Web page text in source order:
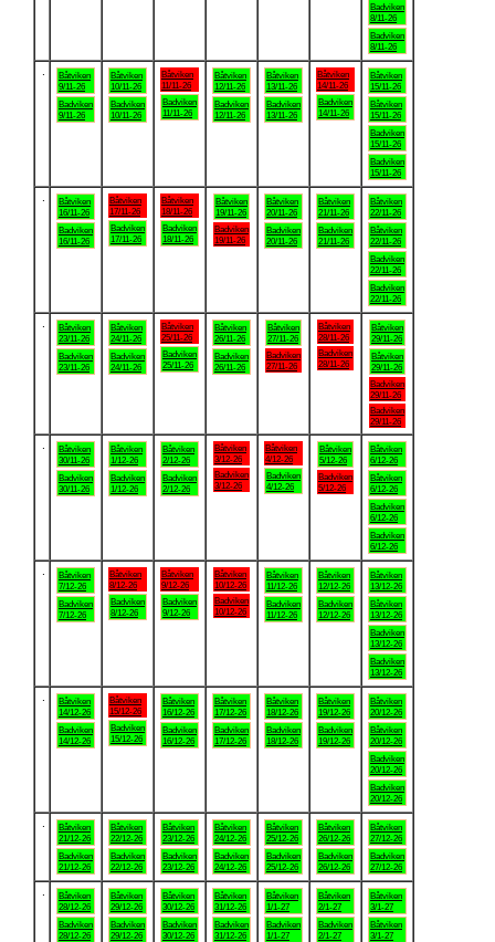
Badviken
8/11-26
Badviken
8/11-26
Båtviken
9/11-26
Badviken
9/11-26
Båtviken
10/11-26
Badviken
10/11-26
Båtviken
11/11-26
Badviken
11/11-26
Båtviken
12/11-26
Badviken
12/11-26
Båtviken
13/11-26
Badviken
13/11-26
Båtviken
14/11-26
Badviken
14/11-26
Båtviken
15/11-26
Båtviken
15/11-26
Badviken
15/11-26
Badviken
15/11-26
Båtviken
16/11-26
Badviken
16/11-26
Båtviken
17/11-26
Badviken
17/11-26
Båtviken
18/11-26
Badviken
18/11-26
Båtviken
19/11-26
Badviken
19/11-26
Båtviken
20/11-26
Badviken
20/11-26
Båtviken
21/11-26
Badviken
21/11-26
Båtviken
22/11-26
Båtviken
22/11-26
Badviken
22/11-26
Badviken
22/11-26
Båtviken
23/11-26
Badviken
23/11-26
Båtviken
24/11-26
Badviken
24/11-26
Båtviken
25/11-26
Badviken
25/11-26
Båtviken
26/11-26
Badviken
26/11-26
Båtviken
27/11-26
Badviken
27/11-26
Båtviken
28/11-26
Badviken
28/11-26
Båtviken
29/11-26
Båtviken
29/11-26
Badviken
29/11-26
Badviken
29/11-26
Båtviken
30/11-26
Badviken
30/11-26
Båtviken
1/12-26
Badviken
1/12-26
Båtviken
2/12-26
Badviken
2/12-26
Båtviken
3/12-26
Badviken
3/12-26
Båtviken
4/12-26
Badviken
4/12-26
Båtviken
5/12-26
Badviken
5/12-26
Båtviken
6/12-26
Båtviken
6/12-26
Badviken
6/12-26
Badviken
6/12-26
Båtviken
7/12-26
Badviken
7/12-26
Båtviken
8/12-26
Badviken
8/12-26
Båtviken
9/12-26
Badviken
9/12-26
Båtviken
10/12-26
Badviken
10/12-26
Båtviken
11/12-26
Badviken
11/12-26
Båtviken
12/12-26
Badviken
12/12-26
Båtviken
13/12-26
Båtviken
13/12-26
Badviken
13/12-26
Badviken
13/12-26
Båtviken
14/12-26
Badviken
14/12-26
Båtviken
15/12-26
Badviken
15/12-26
Båtviken
16/12-26
Badviken
16/12-26
Båtviken
17/12-26
Badviken
17/12-26
Båtviken
18/12-26
Badviken
18/12-26
Båtviken
19/12-26
Badviken
19/12-26
Båtviken
20/12-26
Båtviken
20/12-26
Badviken
20/12-26
Badviken
20/12-26
Båtviken
21/12-26
Badviken
21/12-26
Båtviken
22/12-26
Badviken
22/12-26
Båtviken
23/12-26
Badviken
23/12-26
Båtviken
24/12-26
Badviken
24/12-26
Båtviken
25/12-26
Badviken
25/12-26
Båtviken
26/12-26
Badviken
26/12-26
Båtviken
27/12-26
Badviken
27/12-26
Båtviken
28/12-26
Badviken
28/12-26
Båtviken
29/12-26
Badviken
29/12-26
Båtviken
30/12-26
Badviken
30/12-26
Båtviken
31/12-26
Badviken
31/12-26
Båtviken
1/1-27
Badviken
1/1-27
Båtviken
2/1-27
Badviken
2/1-27
Båtviken
3/1-27
Båtviken
3/1-27